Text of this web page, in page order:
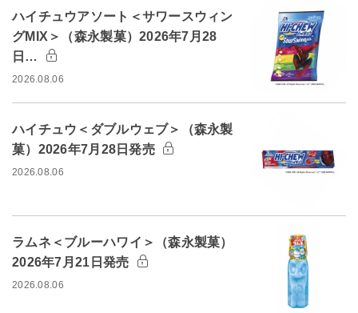
ハイチュウアソート＜サワースウィン
グMIX＞（森永製菓）2026年7月28
日…
2026.08.06
ハイチュウ＜ダブルウェブ＞（森永製
菓）2026年7月28日発売
2026.08.06
ラムネ＜ブルーハワイ＞（森永製菓）
2026年7月21日発売
2026.08.06